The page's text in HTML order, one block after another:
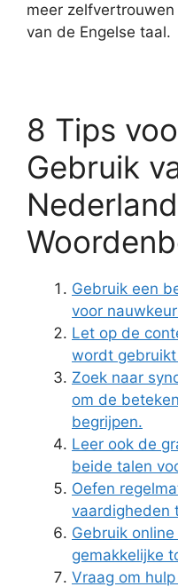
meer
van de Engelse taal.
8 Tips
Gebruik
Gebruik een
voor
Let op de
wordt
Zoek naar
om de
begrijpen.
Leer ook de
beide talen
Oefen
vaardigheden
Gebruik
gemakkelijke
Vraag om